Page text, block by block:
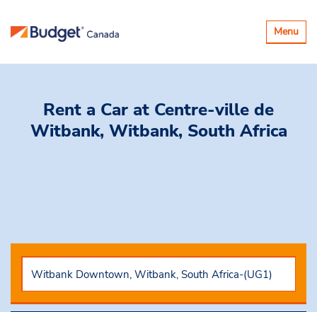
Basculer
la
Menu
Rent a Car at Centre-ville de
Witbank, Witbank, South Africa